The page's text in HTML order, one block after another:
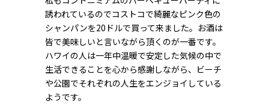
誘われているのでコストコで綺麗なピンク色の
シャンパンを20ドルで買って来ました。お酒は
皆で美味しいと言いながら頂くのが一番です。
ハワイの人は一年中温暖で安定した気候の中で
生活できることを心から感謝しながら、ビーチ
や公園でそれぞれの人生をエンジョイしている
ようです。